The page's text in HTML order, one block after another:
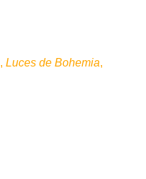
, Luces de Bohemia,